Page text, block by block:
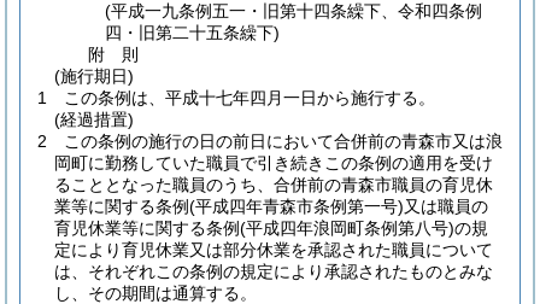
(平成一九条例五一・旧第十四条繰下、令和四条例
四・旧第二十五条繰下)
附 則
(施行期日)
1
この条例は、平成十七年四月一日から施行する。
(経過措置)
2
この条例の施行の日の前日において合併前の青森市又は浪
岡町に勤務していた職員で引き続きこの条例の適用を受け
ることとなった職員のうち、合併前の青森市職員の育児休
業等に関する条例(平成四年青森市条例第一号)又は職員の
育児休業等に関する条例(平成四年浪岡町条例第八号)の規
定により育児休業又は部分休業を承認された職員について
は、それぞれこの条例の規定により承認されたものとみな
し、その期間は通算する。